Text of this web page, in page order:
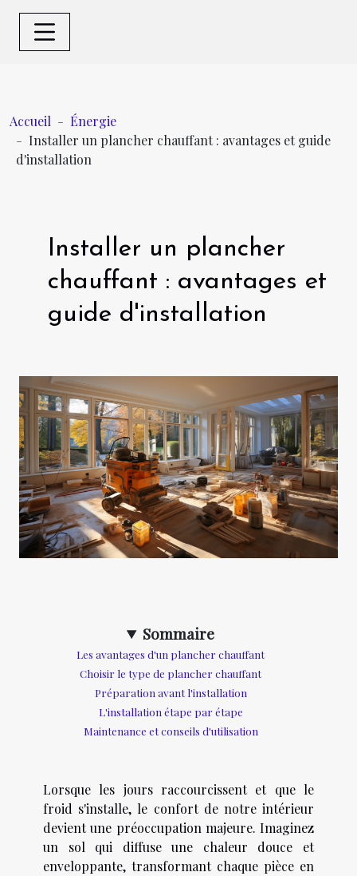
Accueil
Énergie
Installer un plancher chauffant : avantages et guide
d'installation
Installer un plancher
chauffant : avantages et
guide d'installation
Sommaire
Les avantages d'un plancher chauffant
Choisir le type de plancher chauffant
Préparation avant l'installation
L'installation étape par étape
Maintenance et conseils d'utilisation
Lorsque les jours raccourcissent et que le
froid s'installe, le confort de notre intérieur
devient une préoccupation majeure. Imaginez
un sol qui diffuse une chaleur douce et
enveloppante, transformant chaque pièce en